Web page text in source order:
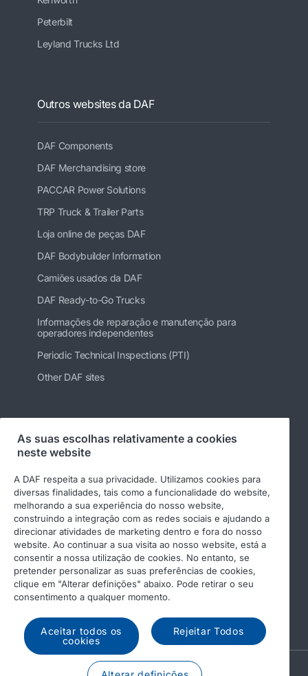
Peterbilt
Leyland Trucks Ltd
Outros websites da DAF
DAF Components
DAF Merchandising store
PACCAR Power Solutions
TRP Truck & Trailer Parts
Loja online de peças DAF
DAF Bodybuilder Information
Camiões usados da DAF
DAF Ready-to-Go Trucks
Informações de reparação e manutenção para
operadores independentes
Periodic Technical Inspections (PTI)
Other DAF sites
Siga-nos
© 2026 DAF
Aviso legal
Declaração de privacidade
DAF e cookies
A PACCAR COMPANY
As suas escolhas relativamente a cookies
neste website
A DAF respeita a sua privacidade. Utilizamos cookies para
diversas finalidades, tais como a funcionalidade do website,
melhorando a sua experiência do nosso website,
construindo a integração com as redes sociais e ajudando a
direcionar atividades de marketing dentro e fora do nosso
website. Ao continuar a sua visita ao nosso website, está a
consentir a nossa utilização de cookies. No entanto, se
pretender personalizar as suas preferências de cookies,
clique em "Alterar definições" abaixo. Pode retirar o seu
consentimento a qualquer momento.
Aceitar todos os
cookies
Rejeitar Todos